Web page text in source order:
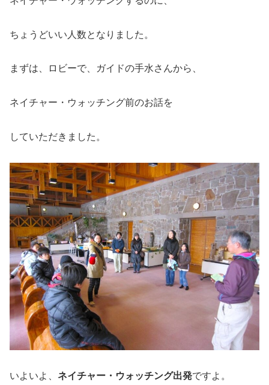
ちょうどいい人数となりました。
まずは、ロビーで、ガイドの手水さんから、
ネイチャー・ウォッチング前のお話を
していただきました。
いよいよ、 ネイチャー・ウォッチング出発ですよ。